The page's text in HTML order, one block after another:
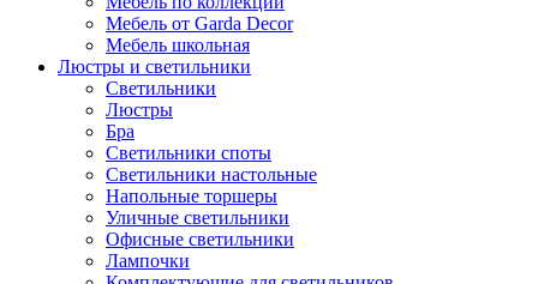
Мебель от Garda Decor
Мебель школьная
Люстры и светильники
Светильники
Люстры
Бра
Светильники споты
Светильники настольные
Напольные торшеры
Уличные светильники
Офисные светильники
Лампочки